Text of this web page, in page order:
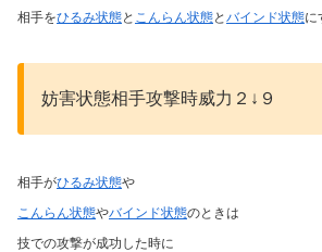
相手をひるみ状態と こんらん状態と バインド状態に
妨害状態相手攻撃時威力２↓９
相手がひるみ状態や
こんらん状態やバインド状態のときは
技での攻撃が成功した時に